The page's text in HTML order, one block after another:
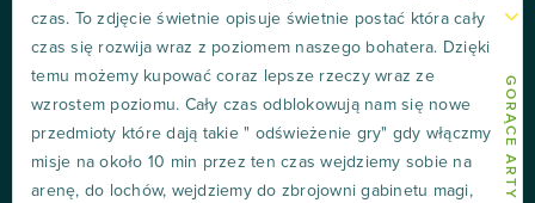
GORĄCE ARTY
czas. To zdjęcie świetnie opisuje świetnie postać która cały
czas się rozwija wraz z poziomem naszego bohatera. Dzięki
temu możemy kupować coraz lepsze rzeczy wraz ze
wzrostem poziomu. Cały czas odblokowują nam się nowe
przedmioty które dają takie " odświeżenie gry" gdy włączmy
misje na około 10 min przez ten czas wejdziemy sobie na
arenę, do lochów, wejdziemy do zbrojowni gabinetu magi,